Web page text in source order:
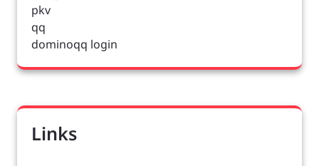
pkv
qq
dominoqq login
Links